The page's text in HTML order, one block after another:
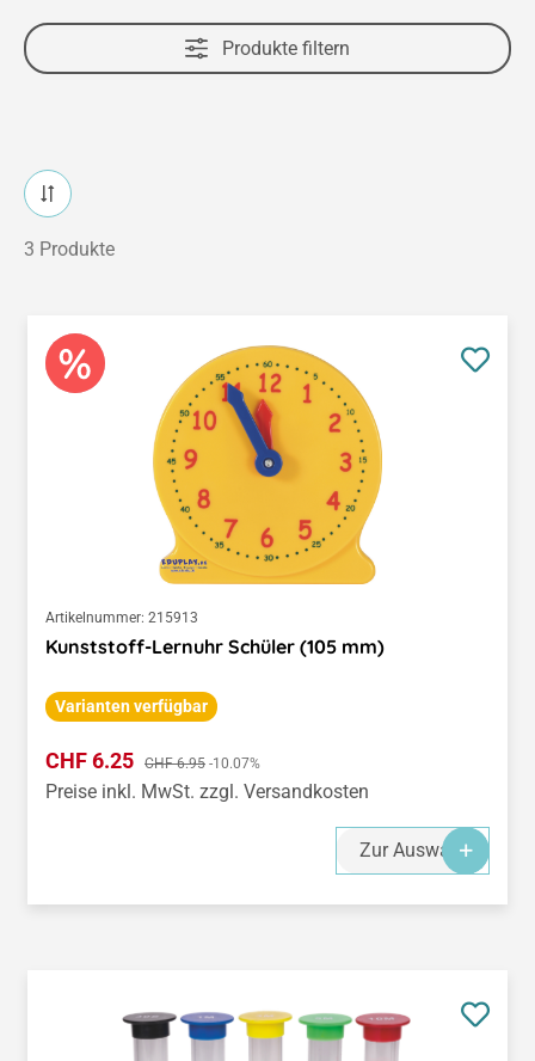
Produkte filtern
3 Produkte
Artikelnummer: 215913
Kunststoff-Lernuhr Schüler (105 mm)
Varianten verfügbar
Verkaufspreis:
CHF 6.25 Regulärer Preis:
CHF 6.95 -10.07%
Preise inkl. MwSt. zzgl. Versandkosten
Zur Auswahl